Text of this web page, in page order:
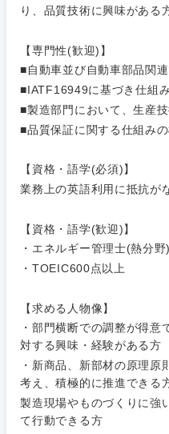
り、品質技術に興味がある
【専門性(歓迎)】
■自動車並び自動車部品関
■IATF16949に基づき仕組
■製造部門において、生産
■品質保証に関する仕組み
【資格・語学(必須)】
業務上の英語利用に抵抗が
【資格・語学(歓迎)】
・エネルギー管理士(熱分
・TOEIC600点以上
【求める人物像】
・部門横断での調整が得意
対する興味・経験がある方
・新商品、新部材の原理原
考え、積極的に推進できる
製造現場やものづくりに強
て行動できる方
甲信越・北陸
新潟県